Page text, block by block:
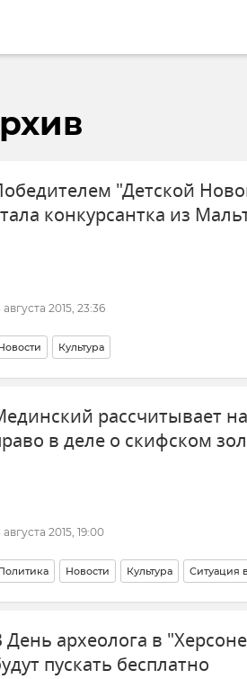
"Детской
конкурсантка из
августа 2015, 23:36
Культура
рассчитывает
в деле о скифском
августа 2015, 19:00
Новости Культура Ситуация
День археолога в
пускать бесплатно